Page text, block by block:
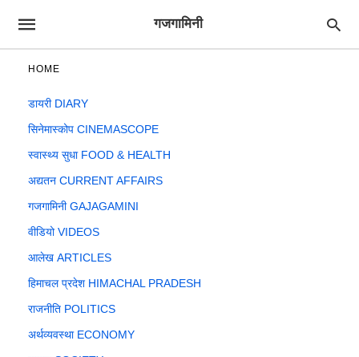
गजगामिनी
HOME
डायरी DIARY
सिनेमास्कोप CINEMASCOPE
स्वास्थ्य सुधा FOOD & HEALTH
अद्यतन CURRENT AFFAIRS
गजगामिनी GAJAGAMINI
वीडियो VIDEOS
आलेख ARTICLES
हिमाचल प्रदेश HIMACHAL PRADESH
राजनीति POLITICS
अर्थव्यवस्था ECONOMY